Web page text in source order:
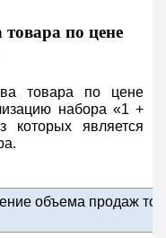
по цене
товара по цене
набора «1 +
является
объема продаж